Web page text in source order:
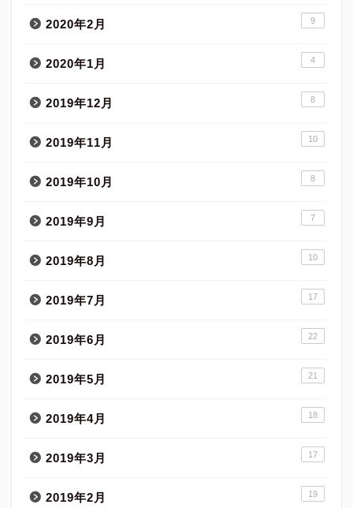
2020年2月 9
2020年1月 4
2019年12月 8
2019年11月 10
2019年10月 8
2019年9月 7
2019年8月 10
2019年7月 17
2019年6月 22
2019年5月 21
2019年4月 18
2019年3月 17
2019年2月 19